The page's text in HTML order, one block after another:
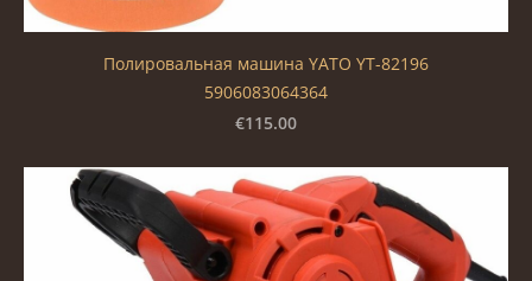
Полировальная машина YATO YT-82196
5906083064364
€115.00